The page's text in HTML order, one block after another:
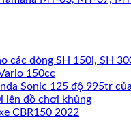
các dòng SH 150i, SH
150cc
Sonic 125 độ 995tr
lên đồ chơi khủng
CBR150 2022